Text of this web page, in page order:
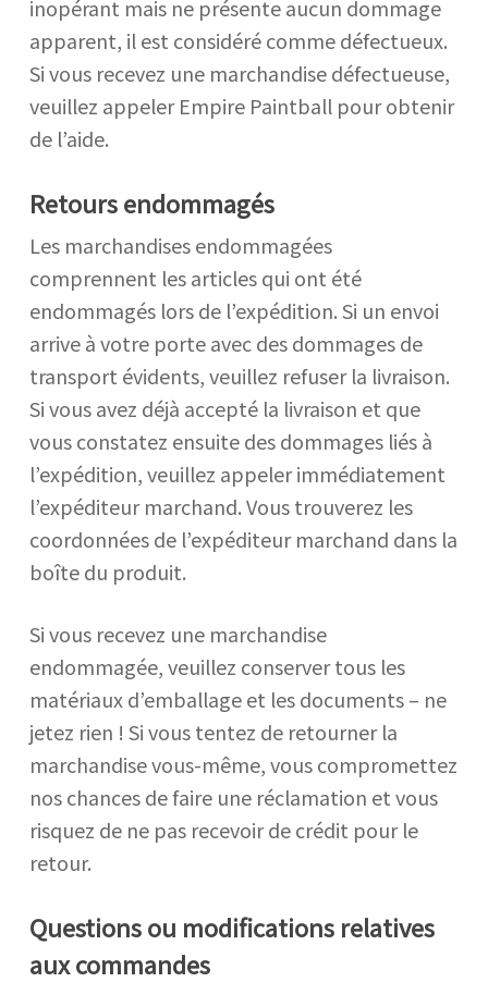
inopérant mais ne présente aucun dommage
apparent, il est considéré comme défectueux.
Si vous recevez une marchandise défectueuse,
veuillez appeler Empire Paintball pour obtenir
de l’aide.
Retours endommagés
Les marchandises endommagées
comprennent les articles qui ont été
endommagés lors de l’expédition. Si un envoi
arrive à votre porte avec des dommages de
transport évidents, veuillez refuser la livraison.
Si vous avez déjà accepté la livraison et que
vous constatez ensuite des dommages liés à
l’expédition, veuillez appeler immédiatement
l’expéditeur marchand. Vous trouverez les
coordonnées de l’expéditeur marchand dans la
boîte du produit.
Si vous recevez une marchandise
endommagée, veuillez conserver tous les
matériaux d’emballage et les documents – ne
jetez rien ! Si vous tentez de retourner la
marchandise vous-même, vous compromettez
nos chances de faire une réclamation et vous
risquez de ne pas recevoir de crédit pour le
retour.
Questions ou modifications relatives
aux commandes